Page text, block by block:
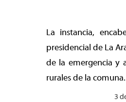
La instancia,
presidencial de La
de la emergencia y
rurales de la
3